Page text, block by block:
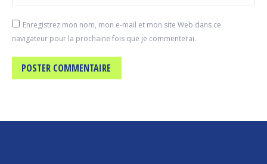
Enregistrez mon nom, mon e-mail et mon site Web dans ce
navigateur pour la prochaine fois que je commenterai.
POSTER COMMENTAIRE